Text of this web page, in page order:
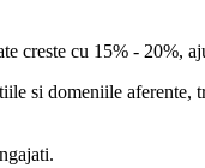
creste cu 15% - 20%,
si domeniile